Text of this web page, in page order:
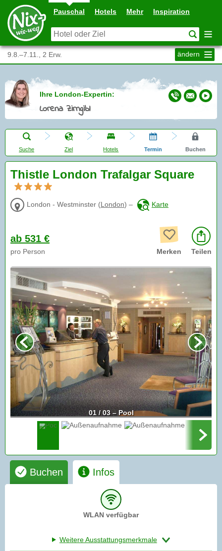
Pauschal Hotels Mehr Inspiration
9.8.–7.11., 2 Erw. ändern
Ihre London-Expertin:
Lorena Zirngibl
Suche Ziel Hotels Termin Buchen
Thistle London Trafalgar Square
London - Westminster (London) – Karte
ab 531 €
pro Person Merken Teilen
01 / 03 – Pool
Buchen Infos
WLAN verfügbar
Weitere Ausstattungsmerkmale